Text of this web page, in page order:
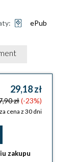
ePub
29,18 zł
zł(-23%)
cena z 30 dni
zakupu